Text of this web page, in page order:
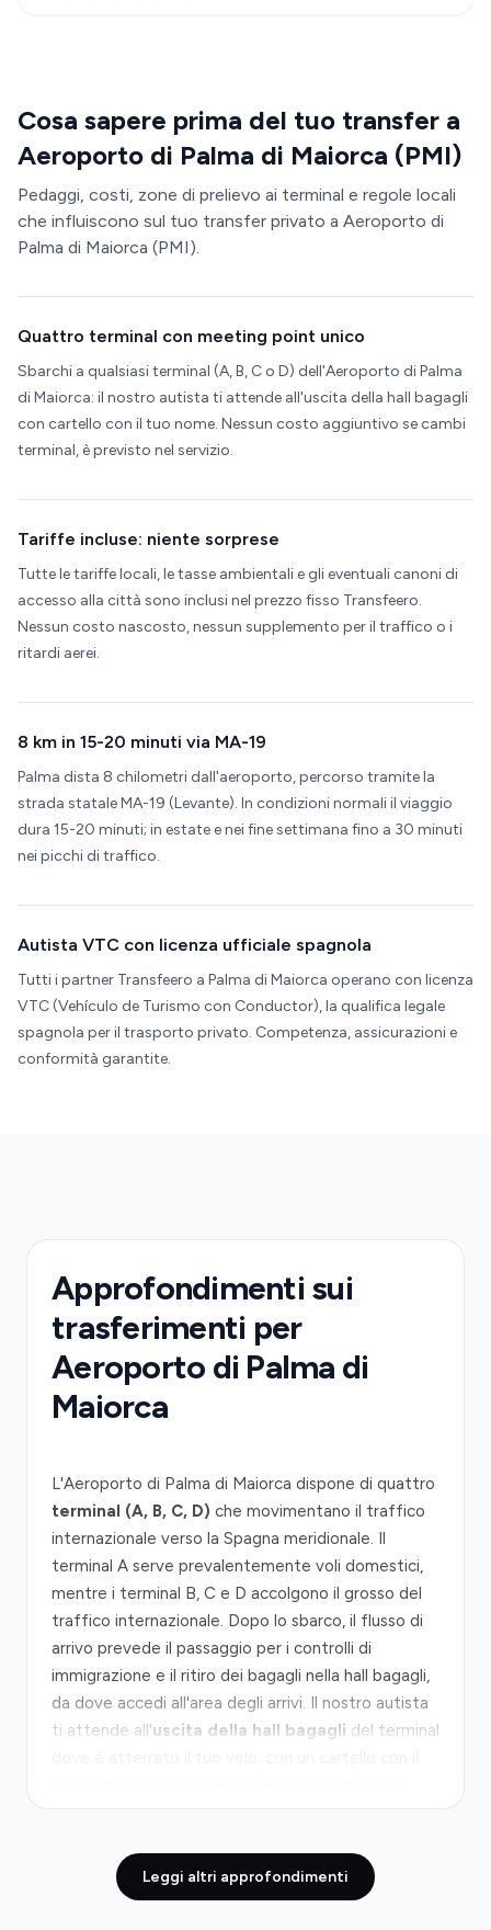
Cosa sapere prima del tuo transfer a
Aeroporto di Palma di Maiorca (PMI)
Pedaggi, costi, zone di prelievo ai terminal e regole locali
che influiscono sul tuo transfer privato a Aeroporto di
Palma di Maiorca (PMI).
Quattro terminal con meeting point unico
Sbarchi a qualsiasi terminal (A, B, C o D) dell'Aeroporto di Palma
di Maiorca: il nostro autista ti attende all'uscita della hall bagagli
con cartello con il tuo nome. Nessun costo aggiuntivo se cambi
terminal, è previsto nel servizio.
Tariffe incluse: niente sorprese
Tutte le tariffe locali, le tasse ambientali e gli eventuali canoni di
accesso alla città sono inclusi nel prezzo fisso Transfeero.
Nessun costo nascosto, nessun supplemento per il traffico o i
ritardi aerei.
8 km in 15-20 minuti via MA-19
Palma dista 8 chilometri dall'aeroporto, percorso tramite la
strada statale MA-19 (Levante). In condizioni normali il viaggio
dura 15-20 minuti; in estate e nei fine settimana fino a 30 minuti
nei picchi di traffico.
Autista VTC con licenza ufficiale spagnola
Tutti i partner Transfeero a Palma di Maiorca operano con licenza
VTC (Vehículo de Turismo con Conductor), la qualifica legale
spagnola per il trasporto privato. Competenza, assicurazioni e
conformità garantite.
Approfondimenti sui
trasferimenti per
Aeroporto di Palma di
Maiorca
L'Aeroporto di Palma di Maiorca dispone di quattro
terminal (A, B, C, D) che movimentano il traffico
internazionale verso la Spagna meridionale. Il
terminal A serve prevalentemente voli domestici,
mentre i terminal B, C e D accolgono il grosso del
traffico internazionale. Dopo lo sbarco, il flusso di
arrivo prevede il passaggio per i controlli di
immigrazione e il ritiro dei bagagli nella hall bagagli,
da dove accedi all'area degli arrivi. Il nostro autista
ti attende all'uscita della hall bagagli del terminal
raggiungibile tramite la
strada statale MA-19
(Levante) che collega direttamente il terminal alla
Leggi altri approfondimenti